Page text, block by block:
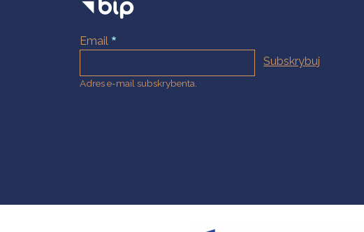
Email
Adres e-mail subskrybenta.